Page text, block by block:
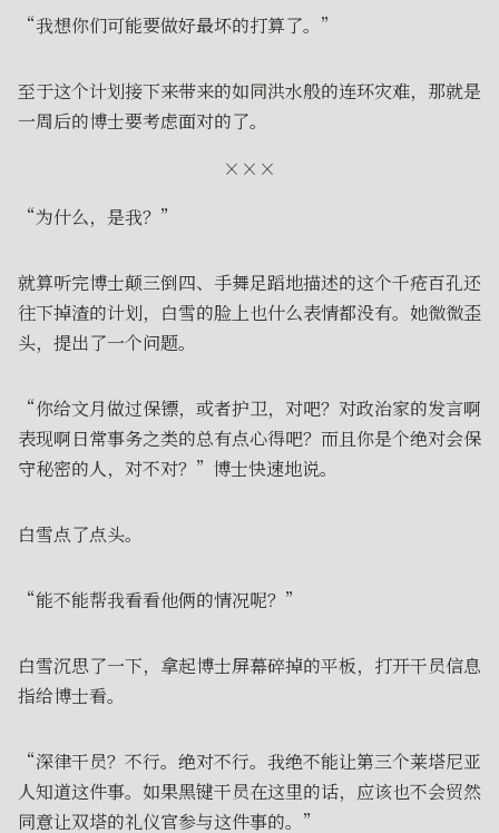
“我想你们可能要做好最坏的打算了。”
至于这个计划接下来带来的如同洪水般的连环灾难，那就是
一周后的博士要考虑面对的了。
×××
“为什么，是我？”
就算听完博士颠三倒四、手舞足蹈地描述的这个千疮百孔还
往下掉渣的计划，白雪的脸上也什么表情都没有。她微微歪
头，提出了一个问题。
“你给文月做过保镖，或者护卫，对吧？对政治家的发言啊
表现啊日常事务之类的总有点心得吧？而且你是个绝对会保
守秘密的人，对不对？”博士快速地说。
白雪点了点头。
“能不能帮我看看他俩的情况呢？”
白雪沉思了一下，拿起博士屏幕碎掉的平板，打开干员信息
指给博士看。
“深律干员？不行。绝对不行。我绝不能让第三个莱塔尼亚
人知道这件事。如果黑键干员在这里的话，应该也不会贸然
同意让双塔的礼仪官参与这件事的。”